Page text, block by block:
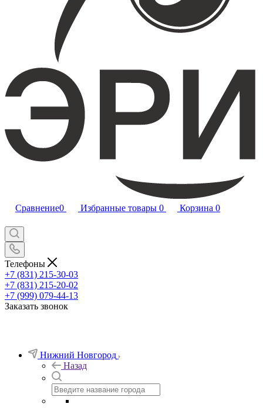
Сравнение0 Избранные товары 0 Корзина 0
Телефоны
+7 (831) 215-30-03
+7 (831) 215-20-02
+7 (999) 079-44-13
Заказать звонок
Нижний Новгород
Назад